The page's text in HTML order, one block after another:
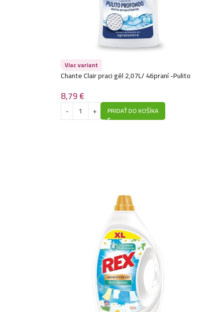
Viac variant
Chante Clair praci gél 2,07L/ 46praní -Pulito
8,79€
PRIDAŤ DO KOŠÍKA